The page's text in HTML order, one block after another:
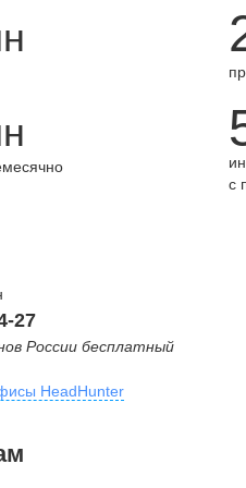
с
27
России бесплатный
HeadHunter